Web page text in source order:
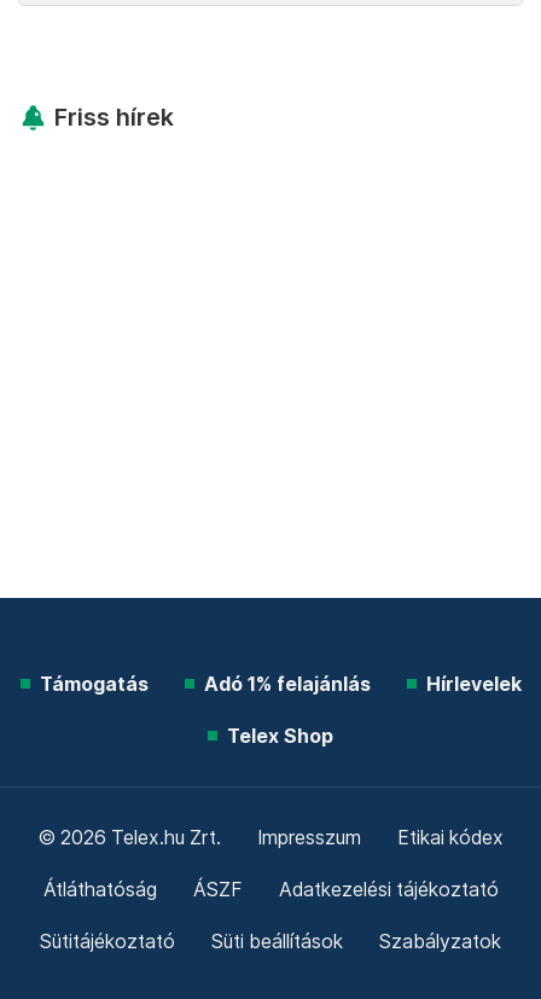
Friss hírek
Támogatás Adó 1% felajánlás Hírlevelek
Telex Shop
© 2026 Telex.hu Zrt. Impresszum Etikai kódex
Átláthatóság ÁSZF Adatkezelési tájékoztató
Sütitájékoztató Süti beállítások Szabályzatok